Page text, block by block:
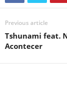
Previous article
Tshunami feat.
Acontecer